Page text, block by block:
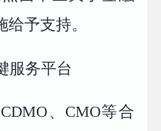
予支持。
服务平台
、CMO等合